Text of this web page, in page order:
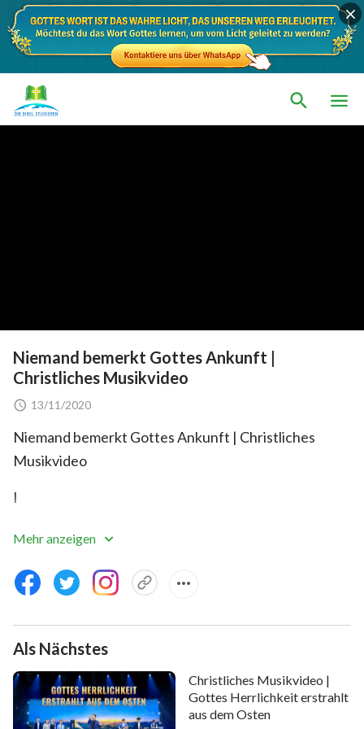
Niemand bemerkt Gottes Ankunft |
Christliches Musikvideo
13/11/2020
Niemand bemerkt Gottes Ankunft | Christliches
Musikvideo
I
Niemand bemerkt Gottes Ankunft,
kein Mensch begrüßt Sein Kommen.
und zudem kennt keiner all die Dinge, die Er tun wird.
Der Menschen Leben bleibt unverändert;
ihr Herz ist noch dasselbe,
Mehr anzeigen
Als Nächstes
Christliches Musikvideo |
Gottes Herrlichkeit erstrahlt
aus dem Osten